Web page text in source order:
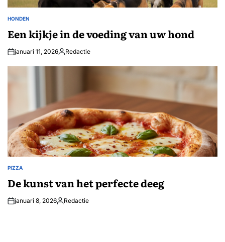
GEPLAATST
HONDEN
Een kijkje in de voeding van uw hond
januari 11, 2026Geplaatst
Redactie
GEPLAATST
PIZZA
De kunst van het perfecte deeg
januari 8, 2026Geplaatst
Redactie